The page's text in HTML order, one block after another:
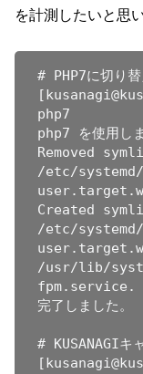
を計測したいと思
# PHP7に切り替
php7
php7 を使用し
Removed
/etc/
Created
/etc/
/usr/lib/
fpm.service.
完了しました。
# KUSANAGIキ